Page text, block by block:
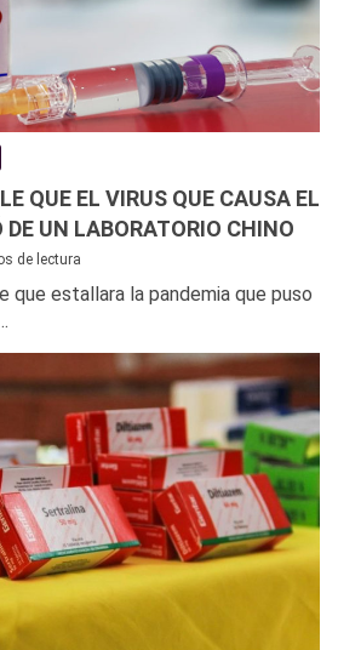
QUE EL VIRUS QUE CAUSA EL
DE UN LABORATORIO CHINO
de lectura
que estallara la pandemia que puso